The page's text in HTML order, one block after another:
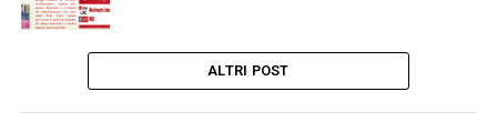
ALTRI POST